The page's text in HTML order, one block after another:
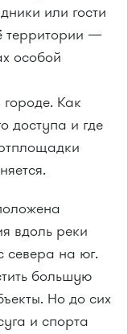
или гости
территории —
особой
Как
доступа и где
вдоль реки
севера на юг.
большую
Но до сих
и спорта